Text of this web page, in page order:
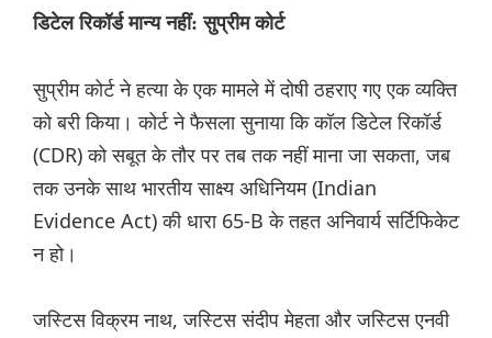
डिटेल रिकॉर्ड मान्य नहीं: सुप्रीम कोर्ट
सुप्रीम कोर्ट ने हत्या के एक मामले में दोषी ठहराए गए एक व्यक्ति
को बरी किया। कोर्ट ने फैसला सुनाया कि कॉल डिटेल रिकॉर्ड
(CDR) को सबूत के तौर पर तब तक नहीं माना जा सकता, जब
तक उनके साथ भारतीय साक्ष्य अधिनियम (Indian
Evidence Act) की धारा 65-B के तहत अनिवार्य सर्टिफिकेट
न हो।
जस्टिस विक्रम नाथ, जस्टिस संदीप मेहता और जस्टिस एनवी